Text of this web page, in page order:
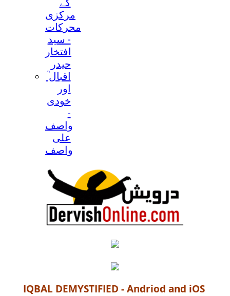
کے
مرکزی
محرکات
- سید
افتخار
حیدر
اقبال ؒ
اور
خودی
-
واصف
علی
واصف
IQBAL DEMYSTIFIED - Andriod and iOS